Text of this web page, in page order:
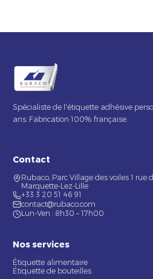
Spécialiste de l'étiquette adhésive
ans. Fabrication 100% française.
Contact
Rubaco, Parc Village des voiles 1
Marquette-Lez-Lille
+33 3 20 51 46 91
contact@rubaco.com
Lun-Ven : 8h30 – 17h00
Nos services
Étiquette alimentaire
Étiquette de bouteilles